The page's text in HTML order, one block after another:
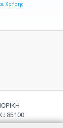
Χρήσης
85100